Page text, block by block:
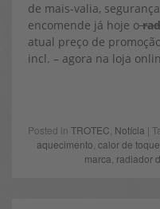
de mais-valia,
encomende já hoje o
atual preço de
incl. – agora na loja
Posted in TROTEC Notícia |
aquecimento calor de toque
marca radiador